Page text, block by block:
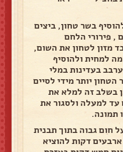
בשר טחון, ביצים
, פירורי הלחם
מזון לטחון את השום,
למחית ולהוסיף
בעדינות במלי
יותר מידי לסיים
בשלב זה למלא את
למעלה ולסגור את
תמונה.
חום גבוה בתוך תבנית
דקות להוציא